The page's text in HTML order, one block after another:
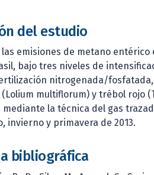
del estudio
emisiones de metano
bajo tres niveles de
nitrogenada/
multiflorum) y trébol rojo
la técnica del gas
invierno y primavera de 2013.
bibliográfica